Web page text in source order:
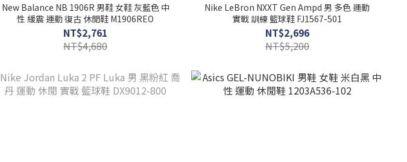
New Balance NB 1906R 男鞋 女鞋 灰藍色 中
性 緩震 運動 復古 休閒鞋 M1906REO
NT$2,761
NT$4,680
Nike LeBron NXXT Gen Ampd 男 多色 運動
實戰 訓練 籃球鞋 FJ1567-501
NT$2,696
NT$5,200